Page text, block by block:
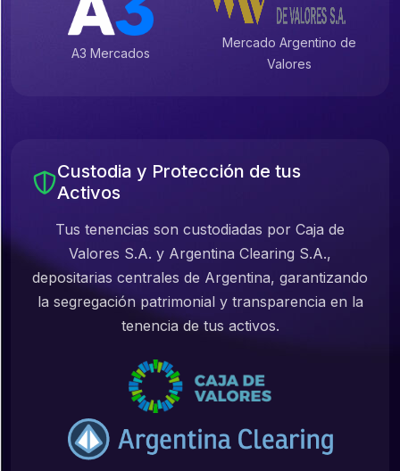
A3 Mercados
Mercado Argentino de
Valores
Custodia y Protección de tus
Activos
Tus tenencias son custodiadas por Caja de
Valores S.A. y Argentina Clearing S.A.,
depositarias centrales de Argentina, garantizando
la segregación patrimonial y transparencia en la
tenencia de tus activos.